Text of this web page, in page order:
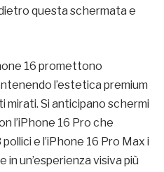
questa schermata e
16 promettono
l’estetica premium
mirati. Si anticipano schermi
l’iPhone 16 Pro che
e l’iPhone 16 Pro Max i
in un’esperienza visiva più